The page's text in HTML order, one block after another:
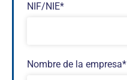
NIF/NIE*
Nombre de la empresa*